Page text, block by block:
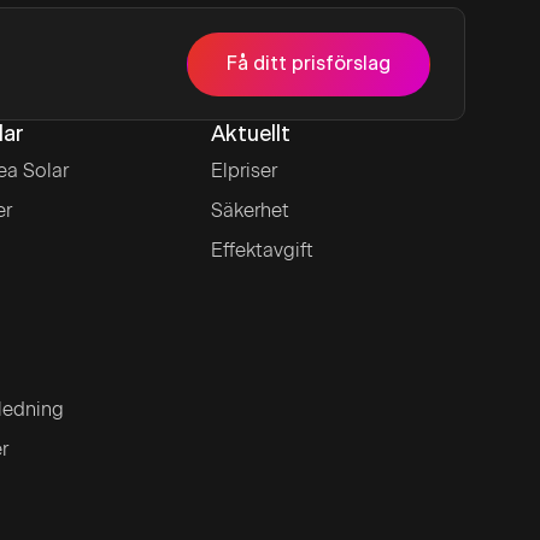
Få ditt prisförslag
Solar
Aktuellt
Elpriser
Säkerhet
Effektavgift